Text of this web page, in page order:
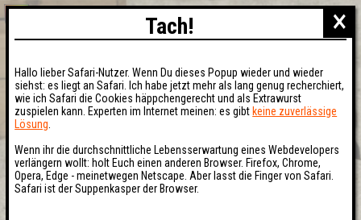
×
Tach!
Hallo lieber Safari-Nutzer. Wenn Du dieses Popup wieder und wieder
siehst: es liegt an Safari. Ich habe jetzt mehr als lang genug recherchiert,
wie ich Safari die Cookies häppchengerecht und als Extrawurst
zuspielen kann. Experten im Internet meinen: es gibt keine zuverlässige
Lösung
Wenn ihr die durchschnittliche Lebensserwartung eines Webdevelopers
verlängern wollt: holt Euch einen anderen Browser. Firefox, Chrome,
Opera, Edge - meinetwegen Netscape. Aber lasst die Finger von Safari.
Safari ist der Suppenkasper der Browser.